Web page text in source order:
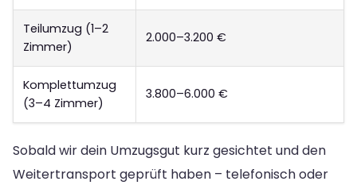
Teilumzug (1–2
Zimmer)
2.000–3.200 €
Komplettumzug
(3–4 Zimmer)
3.800–6.000 €
Sobald wir dein Umzugsgut kurz gesichtet und den
Weitertransport geprüft haben – telefonisch oder